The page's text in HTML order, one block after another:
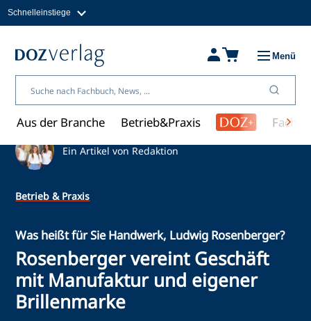
Inhalt
Schnelleinstiege
Fachbücher & Shop
Über uns
Menü
Aus der Branche Betrieb&Praxis
Ein Artikel von Redaktion
Betrieb & Praxis
Was heißt für Sie Handwerk, Ludwig Rosenberger?
Rosenberger vereint Geschäft
mit Manufaktur und eigener
Brillenmarke